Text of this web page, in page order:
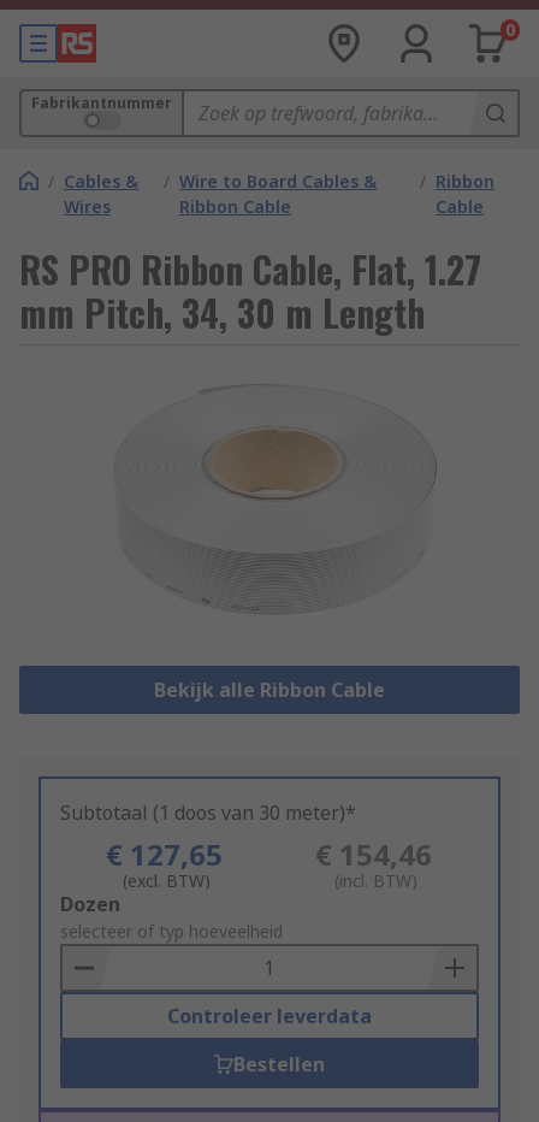
0
Fabrikantnummer
/ Cables &
Wires
/ Wire to Board Cables &
Ribbon Cable
/ Ribbon
Cable
RS PRO Ribbon Cable, Flat, 1.27
mm Pitch, 34, 30 m Length
Bekijk alle Ribbon Cable
Subtotaal (1 doos van 30 meter)*
€ 127,65
(excl. BTW)
€ 154,46
(incl. BTW)
Add
to
Basket
Dozen
selecteer of typ hoeveelheid
Controleer leverdata
Bestellen